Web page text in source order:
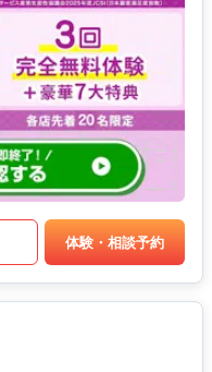
体験・相談予約